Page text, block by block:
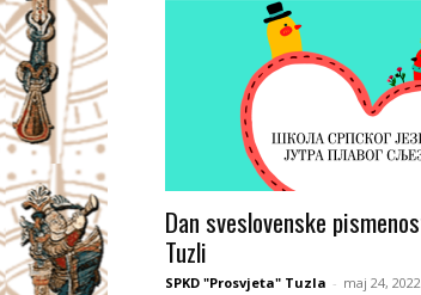
Dan sveslovenske
Tuzli
SPKD "Prosvjeta" Tuzla - maj 24, 2022